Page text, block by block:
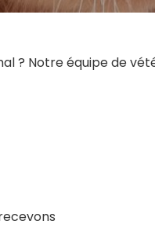
? Notre équipe de